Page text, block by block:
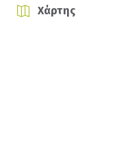
Χάρτης